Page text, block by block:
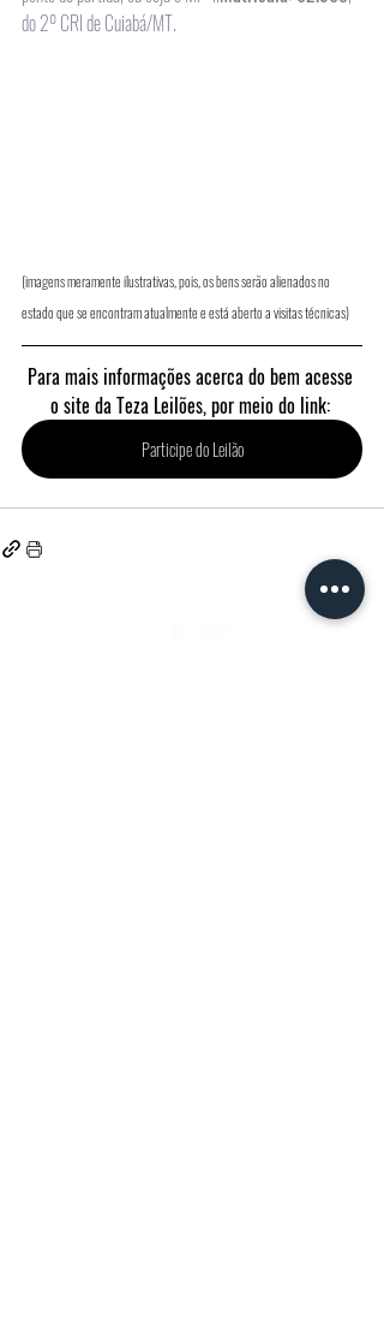
do 2º CRI de Cuiabá/MT.
(imagens meramente ilustrativas, pois, os bens serão alienados no
estado que se encontram atualmente e está aberto a visitas técnicas)
Para mais informações acerca do bem acesse
o site da Teza Leilões, por meio do link:
Participe do Leilão